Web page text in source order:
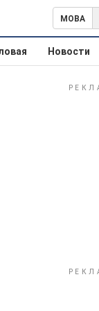
МОВА
Новости